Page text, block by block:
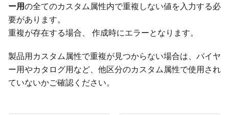
ー用の全てのカスタム属性内で重複しない値を入力する必
要があります。
重複が存在する場合、 作成時にエラーとなります。
製品用カスタム属性で重複が見つからない場合は、バイヤ
ー用やカタログ用など、他区分のカスタム属性で使用され
ていないかご確認ください。